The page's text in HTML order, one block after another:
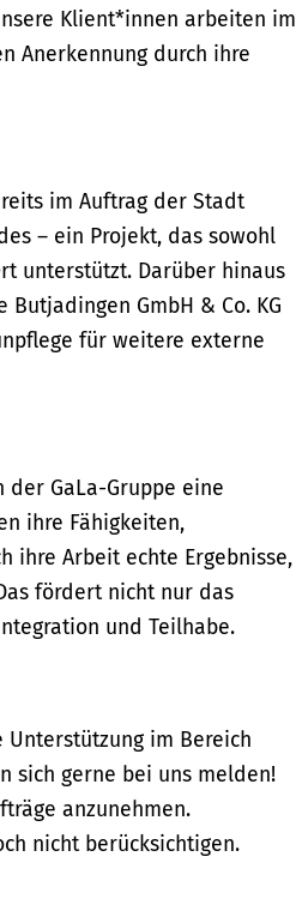
Klient*innen arbeiten im
Anerkennung durch ihre
im Auftrag der Stadt
– ein Projekt, das sowohl
unterstützt. Darüber hinaus
GmbH & Co. KG
für weitere externe
GaLa-Gruppe eine
ihre Fähigkeiten,
ihre Arbeit echte Ergebnisse,
fördert nicht nur das
und Teilhabe.
im Bereich
sich gerne bei uns melden!
anzunehmen.
nicht berücksichtigen.